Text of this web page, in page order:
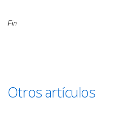
Fin
Otros artículos